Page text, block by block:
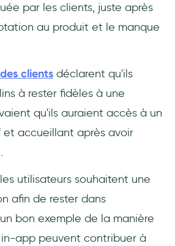
par les clients, juste après
au produit et le manque
clients déclarent qu'ils
à rester fidèles à une
qu'ils auraient accès à un
accueillant après avoir
utilisateurs souhaitent une
afin de rester dans
bon exemple de la manière
app peuvent contribuer à